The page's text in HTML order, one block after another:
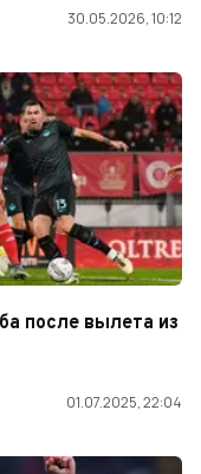
30.05.2026, 10:12
после вылета из
01.07.2025, 22:04